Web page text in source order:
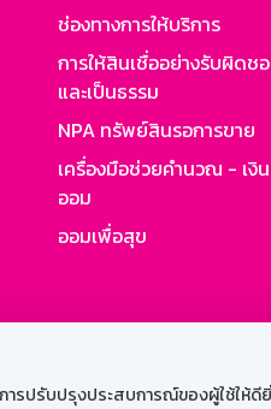
ารปรับปรุงประสบการณ์ของผู้ใช้ให้
ช่องทางการให้บริการ
การให้สินเชื่ออย่างรับผิดช
และเป็นธรรม
NPA ทรัพย์สินรอการขาย
เครื่องมือช่วยคำนวณ - เงิน
ออม
ออมเพื่อสุข